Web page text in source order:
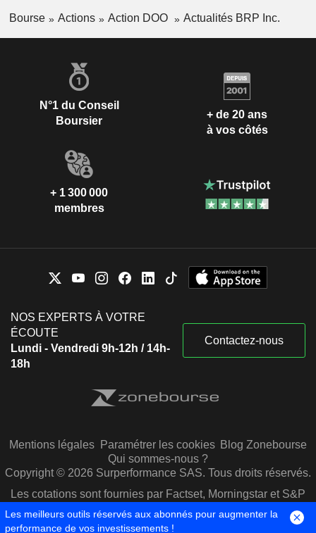
Bourse Actions Action DOO Actualités BRP Inc.
N°1 du Conseil
Boursier
+ de 20 ans
à vos côtés
+ 1 300 000
membres
NOS EXPERTS À VOTRE
ÉCOUTE
Lundi - Vendredi 9h-12h / 14h-
18h
Contactez-nous
Mentions légales Paramétrer les cookies Blog Zonebourse
Qui sommes-nous ?
Copyright © 2026 Surperformance SAS. Tous droits réservés.
Les cotations sont fournies par Factset, Morningstar et S&P
Capital IQ
Les meilleurs outils réservés aux abonnés pour augmenter la
performance de vos investissements !